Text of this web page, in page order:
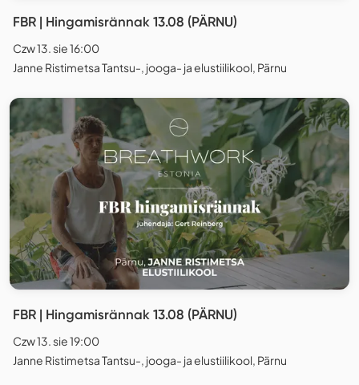
FBR | Hingamisrännak 13.08 (PÄRNU)
Czw 13. sie 16:00
Janne Ristimetsa Tantsu-, jooga- ja elustiilikool, Pärnu
FBR | Hingamisrännak 13.08 (PÄRNU)
Czw 13. sie 19:00
Janne Ristimetsa Tantsu-, jooga- ja elustiilikool, Pärnu